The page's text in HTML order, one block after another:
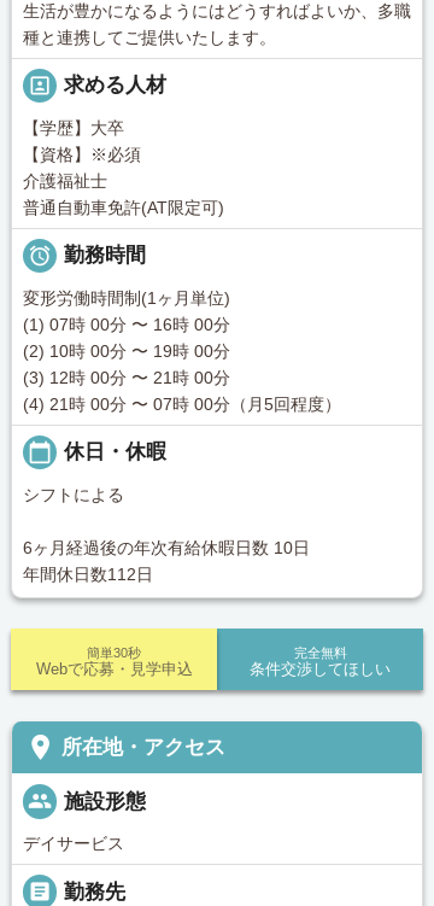
生活が豊かになるようにはどうすればよいか、多職
種と連携してご提供いたします。
portrait 求める人材
【学歴】大卒
【資格】※必須
介護福祉士
普通自動車免許(AT限定可)
 勤務時間
変形労働時間制(1ヶ月単位)
(1) 07時 00分 〜 16時 00分
(2) 10時 00分 〜 19時 00分
(3) 12時 00分 〜 21時 00分
(4) 21時 00分 〜 07時 00分（月5回程度）
calendar_today 休日・休暇
シフトによる
6ヶ月経過後の年次有給休暇日数 10日
年間休日数112日
完全無料
条件交渉してほしい
簡単30秒
Webで応募・見学申込
place 所在地・アクセス
people 施設形態
デイサービス
_pin
勤務先